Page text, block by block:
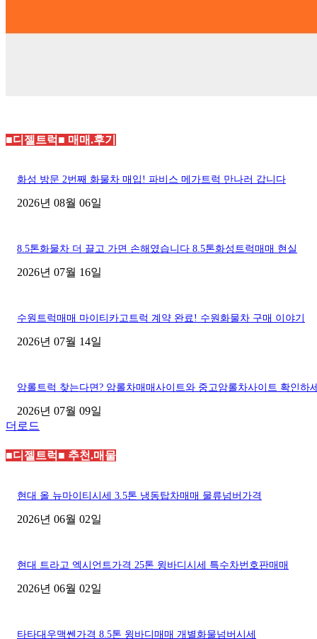
■디젤트럭■ 매매.후기
화성 방문 2번째 화물차 매입! 파비스 메가트럭 만나러 갑니다
2026년 08월 06일
8.5톤화물차 더 끌고 가면 손해였습니다 8.5톤화성트럭매매 현실
2026년 07월 16일
수원트럭매매 마이티카고트럭 계약 완료! 수원화물차 구매 이야기
2026년 07월 14일
암롤트럭 찾는다면? 암롤차매매사이트와 중고암롤차사이트 확인하
2026년 07월 09일
더로드
■디젤트럭■ 추천.매물
현대 올 뉴마이티시세 3.5톤 냉동탑차매매 물류넘버가격
2026년 06월 02일
현대 트라고 엑시언트가격 25톤 윙바디시세 특수차번호판매매
2026년 06월 02일
타타대우맥쎈가격 8.5톤 윙바디매매 개별화물넘버시세